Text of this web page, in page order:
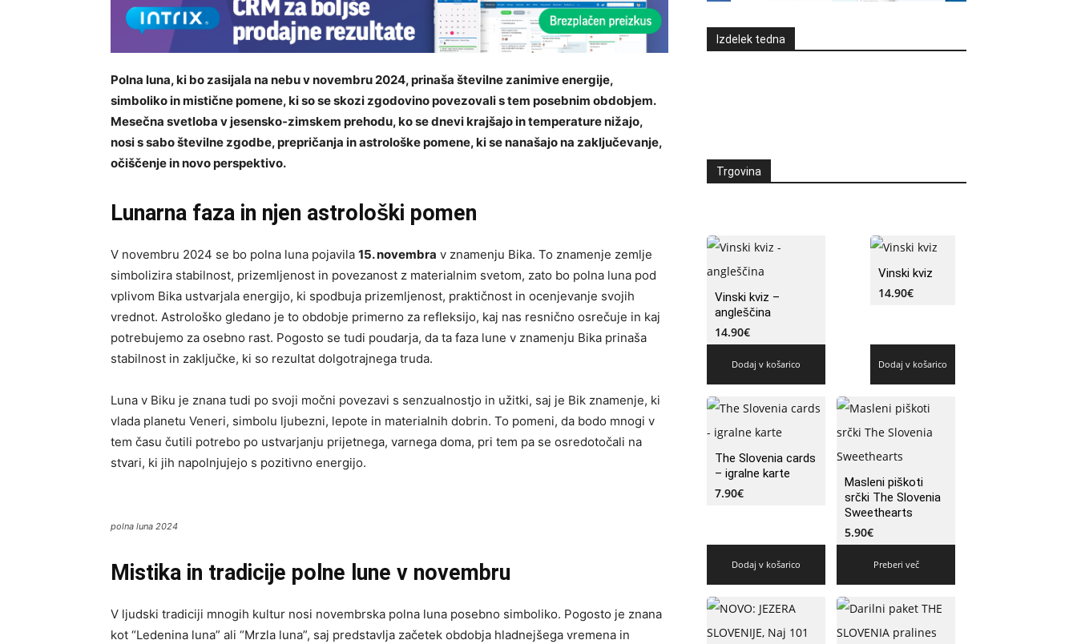
Polna luna, ki bo zasijala na nebu v novembru 2024, prinaša številne zanimive energije,
simboliko in mistične pomene, ki so se skozi zgodovino povezovali s tem posebnim obdobjem.
Mesečna svetloba v jesensko-zimskem prehodu, ko se dnevi krajšajo in temperature nižajo,
nosi s sabo številne zgodbe, prepričanja in astrološke pomene, ki se nanašajo na zaključevanje,
očiščenje in novo perspektivo.
Lunarna faza in njen astrološki pomen
V novembru 2024 se bo polna luna pojavila 15. novembra v znamenju Bika. To znamenje zemlje
simbolizira stabilnost, prizemljenost in povezanost z materialnim svetom, zato bo polna luna pod
vplivom Bika ustvarjala energijo, ki spodbuja prizemljenost, praktičnost in ocenjevanje svojih
vrednot. Astrološko gledano je to obdobje primerno za refleksijo, kaj nas resnično osrečuje in kaj
potrebujemo za osebno rast. Pogosto se tudi poudarja, da ta faza lune v znamenju Bika prinaša
stabilnost in zaključke, ki so rezultat dolgotrajnega truda.
Luna v Biku je znana tudi po svoji močni povezavi s senzualnostjo in užitki, saj je Bik znamenje, ki
vlada planetu Veneri, simbolu ljubezni, lepote in materialnih dobrin. To pomeni, da bodo mnogi v
tem času čutili potrebo po ustvarjanju prijetnega, varnega doma, pri tem pa se osredotočali na
stvari, ki jih napolnjujejo s pozitivno energijo.
polna luna 2024
Mistika in tradicije polne lune v novembru
V ljudski tradiciji mnogih kultur nosi novembrska polna luna posebno simboliko. Pogosto je znana
kot “Ledenina luna” ali “Mrzla luna”, saj predstavlja začetek obdobja hladnejšega vremena in
Izdelek tedna
Trgovina
Vinski kviz –
angleščina
14.90€
Dodaj v košarico
Vinski kviz
14.90€
Dodaj v košarico
The Slovenia cards
– igralne karte
7.90€
Dodaj v košarico
Masleni piškoti
srčki The Slovenia
Sweethearts
5.90€
Preberi več